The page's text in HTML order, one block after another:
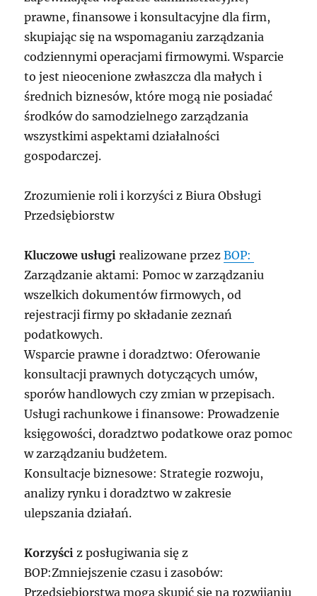
prawne, finansowe i konsultacyjne dla firm,
skupiając się na wspomaganiu zarządzania
codziennymi operacjami firmowymi. Wsparcie
to jest nieocenione zwłaszcza dla małych i
średnich biznesów, które mogą nie posiadać
środków do samodzielnego zarządzania
wszystkimi aspektami działalności
gospodarczej.
Zrozumienie roli i korzyści z Biura Obsługi
Przedsiębiorstw
Kluczowe usługi realizowane przezBOP:
Zarządzanie aktami: Pomoc w zarządzaniu
wszelkich dokumentów firmowych, od
rejestracji firmy po składanie zeznań
podatkowych.
Wsparcie prawne i doradztwo: Oferowanie
konsultacji prawnych dotyczących umów,
sporów handlowych czy zmian w przepisach.
Usługi rachunkowe i finansowe: Prowadzenie
księgowości, doradztwo podatkowe oraz pomoc
w zarządzaniu budżetem.
Konsultacje biznesowe: Strategie rozwoju,
analizy rynku i doradztwo w zakresie
ulepszania działań.
Korzyści z posługiwania się z
BOP:Zmniejszenie czasu i zasobów:
Przedsiębiorstwa mogą skupić się na rozwijaniu